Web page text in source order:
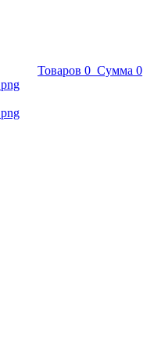
Товаров 0 Сумма 0